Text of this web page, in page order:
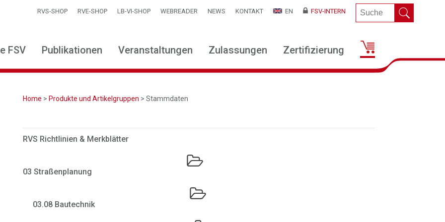
RVS-SHOP RVE-SHOP LB-VI-SHOP WEBREADER NEWS KONTAKT EN FSV-INTERN
FSV Publikationen Veranstaltungen Zulassungen Zertifizierung
Home > Produkte und Artikelgruppen > Stammdaten
RVS Richtlinien & Merkblätter
03 Straßenplanung
03.08 Bautechnik